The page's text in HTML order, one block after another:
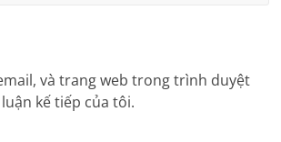
và trang web trong trình duyệt
kế tiếp của tôi.